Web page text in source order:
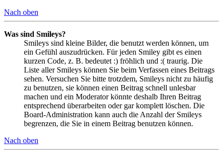
Nach oben
Was sind Smileys?
Smileys sind kleine Bilder, die benutzt werden können, um
ein Gefühl auszudrücken. Für jeden Smiley gibt es einen
kurzen Code, z. B. bedeutet :) fröhlich und :( traurig. Die
Liste aller Smileys können Sie beim Verfassen eines Beitrags
sehen. Versuchen Sie bitte trotzdem, Smileys nicht zu häufig
zu benutzen, sie können einen Beitrag schnell unlesbar
machen und ein Moderator könnte deshalb Ihren Beitrag
entsprechend überarbeiten oder gar komplett löschen. Die
Board-Administration kann auch die Anzahl der Smileys
begrenzen, die Sie in einem Beitrag benutzen können.
Nach oben